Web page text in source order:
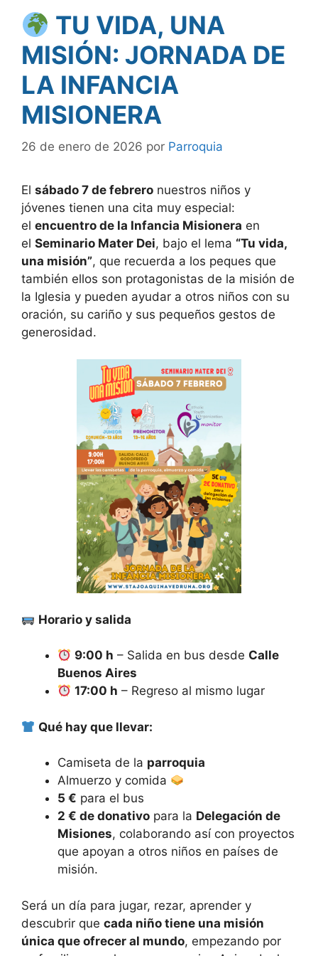
TU VIDA, UNA
MISIÓN: JORNADA DE
LA INFANCIA
MISIONERA
26 de enero de 2026 por Parroquia
El sábado 7 de febrero nuestros niños y
jóvenes tienen una cita muy especial:
el encuentro de la Infancia Misionera en
el Seminario Mater Dei, bajo el lema “Tu vida,
una misión”, que recuerda a los peques que
también ellos son protagonistas de la misión de
la Iglesia y pueden ayudar a otros niños con su
oración, su cariño y sus pequeños gestos de
generosidad.
Horario y salida
9:00 h – Salida en bus desde Calle
Buenos Aires
17:00 h – Regreso al mismo lugar
Qué hay que llevar:
Camiseta de la parroquia
Almuerzo y comida
5 € para el bus
2 € de donativo para la Delegación de
Misiones, colaborando así con proyectos
que apoyan a otros niños en países de
misión.
Será un día para jugar, rezar, aprender y
descubrir que cada niño tiene una misión
única que ofrecer al mundo, empezando por